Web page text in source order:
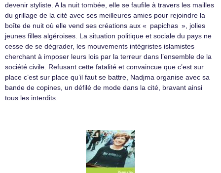
devenir styliste. A la nuit tombée, elle se faufile à travers les mailles
du grillage de la cité avec ses meilleures amies pour rejoindre la
boîte de nuit où elle vend ses créations aux « papichas », jolies
jeunes filles algéroises. La situation politique et sociale du pays ne
cesse de se dégrader, les mouvements intégristes islamistes
cherchant à imposer leurs lois par la terreur dans l’ensemble de la
société civile. Refusant cette fatalité et convaincue que c’est sur
place c’est sur place qu’il faut se battre, Nadjma organise avec sa
bande de copines, un défilé de mode dans la cité, bravant ainsi
tous les interdits.